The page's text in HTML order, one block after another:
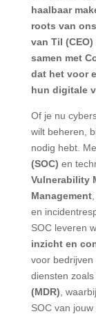
haalbaar
roots van
van Til
samen met
dat het voor
hun digitale
Of je nu
wilt beheren,
nodig hebt.
(SOC) en
Vulnerability
Management
en
SOC leveren
inzicht en
voor bedrijven
diensten zoals
(MDR) ,
SOC van jouw